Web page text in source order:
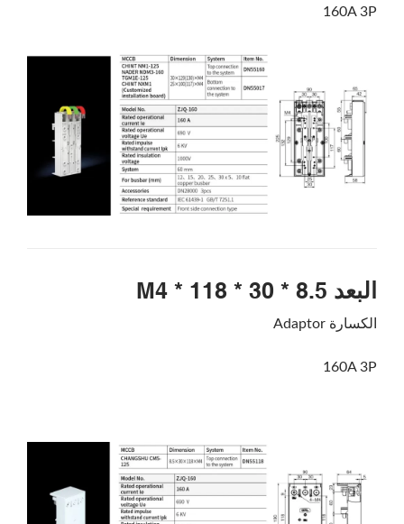
160A 3P
البعد 8.5 * 30 * 118 * M4
الكسارة Adaptor
160A 3P